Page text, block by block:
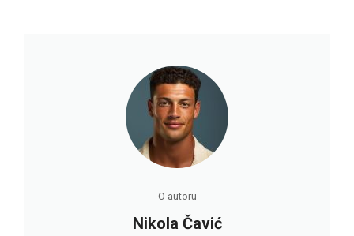
O autoru
Nikola Čavić